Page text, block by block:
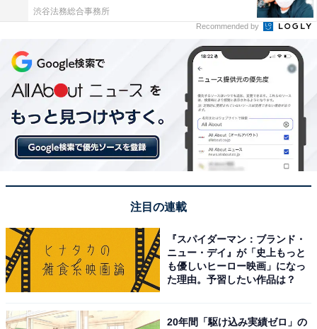
渋谷法務総合事務所
Recommended by
注目の連載
『スパイダーマン：ブランド・
ニュー・デイ』が「史上もっと
も優しいヒーロー映画」になっ
た理由。予習したい作品は？
20年間「駆け込み実績ゼロ」の